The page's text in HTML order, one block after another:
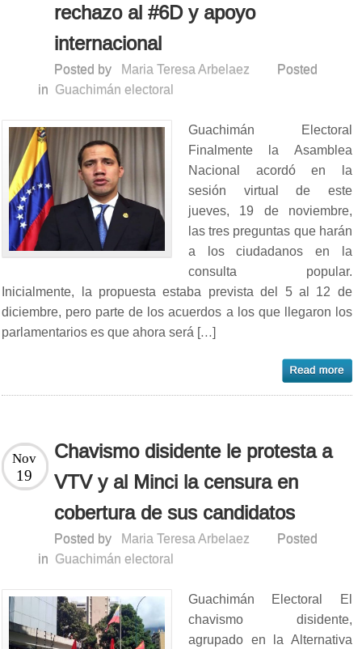
rechazo al #6D y apoyo
internacional
Posted by Maria Teresa Arbelaez
Posted
in Guachimán electoral
Guachimán Electoral
Finalmente la Asamblea
Nacional acordó en la
sesión virtual de este
jueves, 19 de noviembre,
las tres preguntas que harán
a los ciudadanos en la
consulta popular.
Inicialmente, la propuesta estaba prevista del 5 al 12 de
diciembre, pero parte de los acuerdos a los que llegaron los
parlamentarios es que ahora será […]
Chavismo disidente le protesta a
VTV y al Minci la censura en
cobertura de sus candidatos
Nov
19
Posted by Maria Teresa Arbelaez
Posted
in Guachimán electoral
Guachimán Electoral El
chavismo disidente,
agrupado en la Alternativa